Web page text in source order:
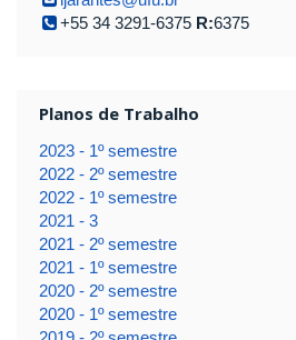
+55 34 3291-6375 R:6375
Planos de Trabalho
2023 - 1º semestre
2022 - 2º semestre
2022 - 1º semestre
2021 - 3
2021 - 2º semestre
2021 - 1º semestre
2020 - 2º semestre
2020 - 1º semestre